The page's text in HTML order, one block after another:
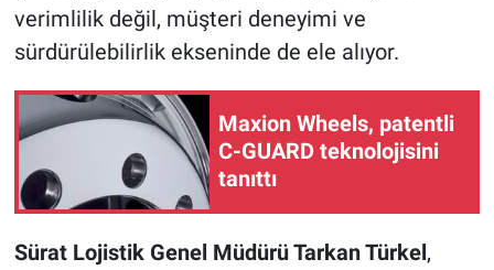
verimlilik değil, müşteri deneyimi ve
sürdürülebilirlik ekseninde de ele alıyor.
Maxion Wheels, patentli
C-GUARD teknolojisini
tanıttı
Sürat Lojistik Genel Müdürü Tarkan Türkel,